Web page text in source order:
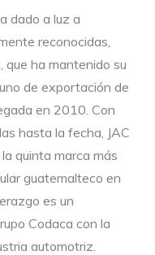
dado a luz a
reconocidas,
que ha mantenido su
de exportación de
en 2010. Con
hasta la fecha, JAC
quinta marca más
guatemalteco en
es un
Codaca con la
automotriz.